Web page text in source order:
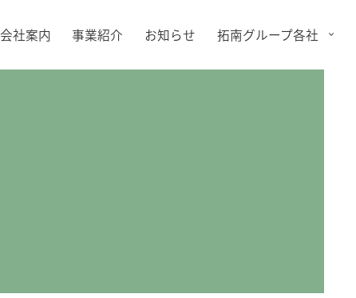
会社案内 事業紹介 お知らせ 拓南グループ各社